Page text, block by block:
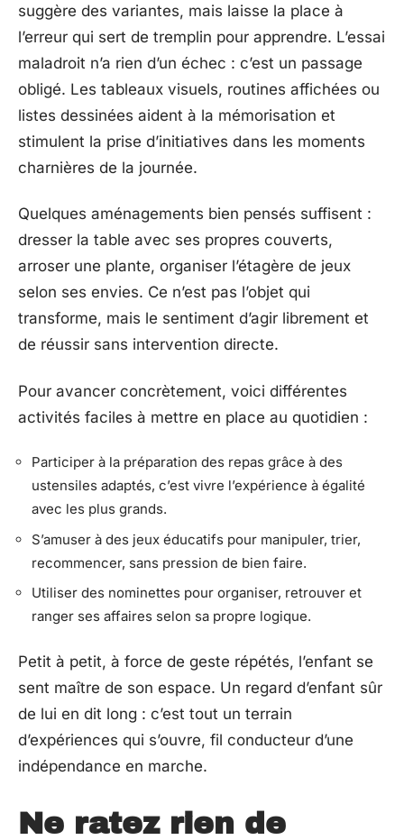
suggère des variantes, mais laisse la place à
l’erreur qui sert de tremplin pour apprendre. L’essai
maladroit n’a rien d’un échec : c’est un passage
obligé. Les tableaux visuels, routines affichées ou
listes dessinées aident à la mémorisation et
stimulent la prise d’initiatives dans les moments
charnières de la journée.
Quelques aménagements bien pensés suffisent :
dresser la table avec ses propres couverts,
arroser une plante, organiser l’étagère de jeux
selon ses envies. Ce n’est pas l’objet qui
transforme, mais le sentiment d’agir librement et
de réussir sans intervention directe.
Pour avancer concrètement, voici différentes
activités faciles à mettre en place au quotidien :
Participer à la préparation des repas grâce à des
ustensiles adaptés, c’est vivre l’expérience à égalité
avec les plus grands.
S’amuser à des jeux éducatifs pour manipuler, trier,
recommencer, sans pression de bien faire.
Utiliser des nominettes pour organiser, retrouver et
ranger ses affaires selon sa propre logique.
Petit à petit, à force de geste répétés, l’enfant se
sent maître de son espace. Un regard d’enfant sûr
de lui en dit long : c’est tout un terrain
d’expériences qui s’ouvre, fil conducteur d’une
indépendance en marche.
Ne ratez rien de